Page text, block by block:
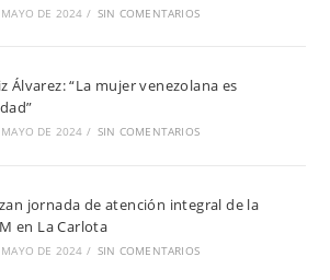
DE 2024 / SIN COMENTARIOS
Álvarez: “La mujer venezolana es
DE 2024 / SIN COMENTARIOS
jornada de atención integral de la
en La Carlota
DE 2024 / SIN COMENTARIOS